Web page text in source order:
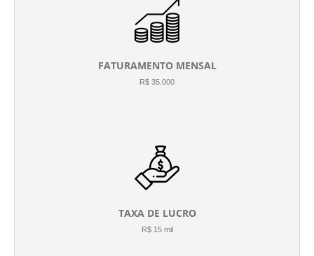
FATURAMENTO MENSAL
R$ 35.000
TAXA DE LUCRO
R$ 15 mil